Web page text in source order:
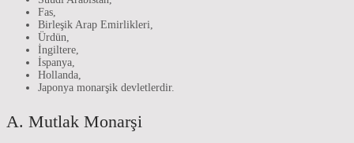
Fas,
Birleşik Arap Emirlikleri,
Ürdün,
İngiltere,
İspanya,
Hollanda,
Japonya monarşik devletlerdir.
A. Mutlak Monarşi